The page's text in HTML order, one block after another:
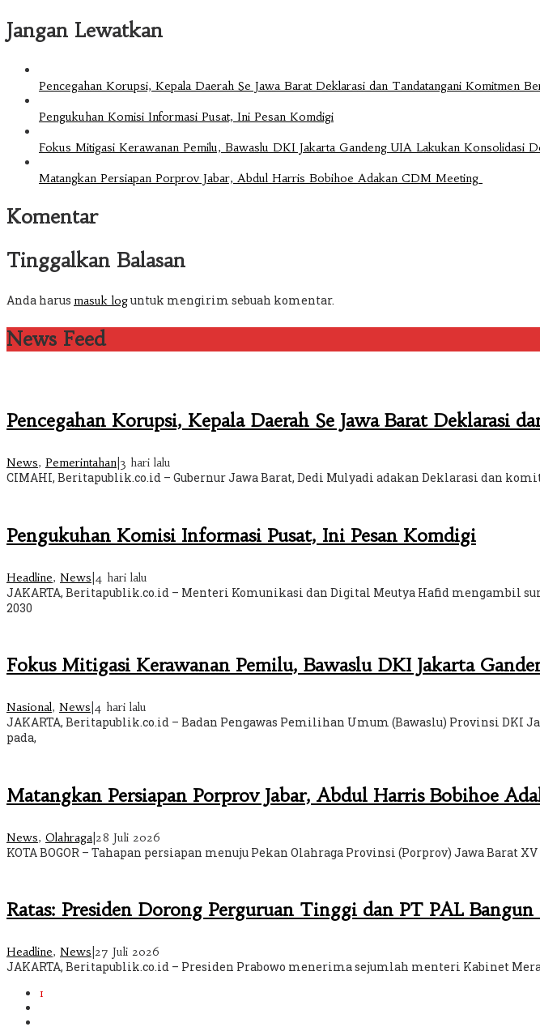
Jangan Lewatkan
Pencegahan Korupsi, Kepala Daerah Se Jawa Barat Deklarasi dan Tandatangani Komitmen
Pengukuhan Komisi Informasi Pusat, Ini Pesan Komdigi
Fokus Mitigasi Kerawanan Pemilu, Bawaslu DKI Jakarta Gandeng UIA Lakukan Konsolidasi
Matangkan Persiapan Porprov Jabar, Abdul Harris Bobihoe Adakan CDM Meeting
Komentar
Tinggalkan Balasan
Anda harus masuk loguntuk mengirim sebuah komentar.
News Feed
Pencegahan Korupsi, Kepala Daerah Se Jawa Barat Deklarasi
News, Pemerintahan 3 hari lalu
CIMAHI, Beritapublik.co.id – Gubernur Jawa Barat, Dedi Mulyadi adakan Deklarasi dan
Pengukuhan Komisi Informasi Pusat, Ini Pesan Komdigi
Headline, News 4 hari lalu
JAKARTA, Beritapublik.co.id – Menteri Komunikasi dan Digital Meutya Hafid mengambil
2030
Fokus Mitigasi Kerawanan Pemilu, Bawaslu DKI Jakarta
Nasional, News 4 hari lalu
JAKARTA, Beritapublik.co.id – Badan Pengawas Pemilihan Umum (Bawaslu) Provinsi
pada,
Matangkan Persiapan Porprov Jabar, Abdul Harris Bobihoe
News, Olahraga|28 Juli 2026
KOTA BOGOR – Tahapan persiapan menuju Pekan Olahraga Provinsi (Porprov) Jawa
Ratas: Presiden Dorong Perguruan Tinggi dan PT PAL
Headline, News 27 Juli 2026
JAKARTA, Beritapublik.co.id – Presiden Prabowo menerima sejumlah menteri Kabinet
1